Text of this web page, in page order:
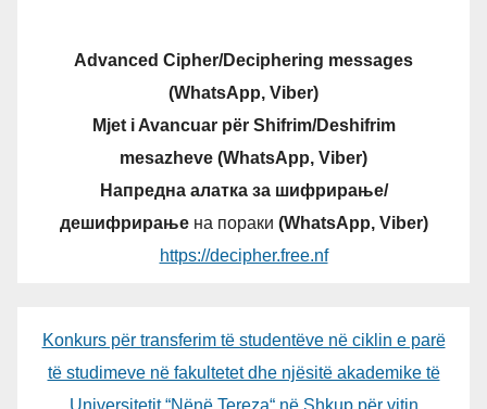
Advanced Cipher/Deciphering messages
(WhatsApp, Viber)
Mjet i Avancuar për Shifrim/Deshifrim
mesazheve (WhatsApp, Viber)
Напредна алатка за шифрирање/
дешифрирањена пораки (WhatsApp, Viber)
https://decipher.free.nf
Konkurs për transferim të studentëve në ciklin e parë
të studimeve në fakultetet dhe njësitë akademike të
Universitetit “Nënë Tereza“ në Shkup për vitin